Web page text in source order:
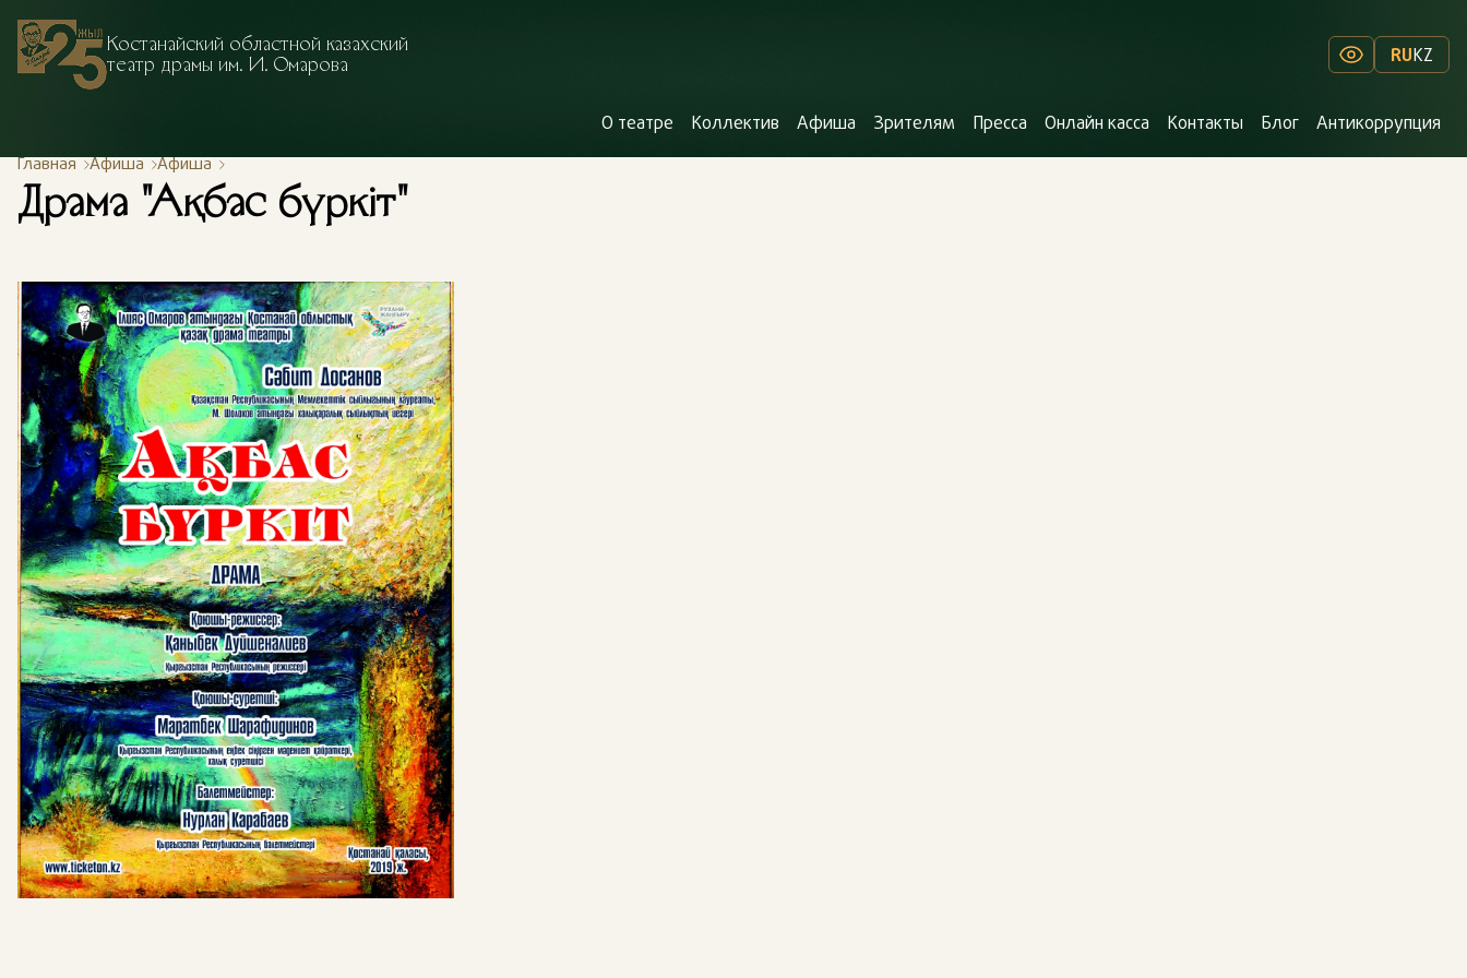
Костанайский областной казахский
театр драмы им. И. Омарова
О театре Коллектив Афиша Зрителям Пресса Онлайн касса Контакты Блог Антикоррупция
RUKZ
Главная Афиша Афиша
Драма "Ақбас бүркіт"